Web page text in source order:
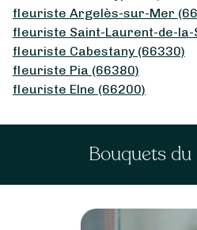
fleuriste Argelès-sur-Mer
fleuriste Saint-Laurent-de-la-
fleuriste Cabestany (66330)
fleuriste Pia (66380)
fleuriste Elne (66200)
Bouquets